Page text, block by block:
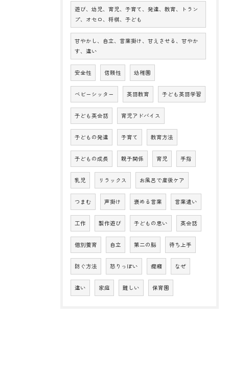
遊び、幼児、育児、子育て、発達、教育、トラン
プ、オセロ、将棋、子ども
甘やかし、自立、言葉掛け、甘えさせる、甘やか
す、違い
安全性 信頼性 幼稚園
ベビーシッター 英語教育 子ども英語学習
子ども英会話 育児アドバイス
子どもの発達 子育て 教育方法
子どもの成長 親子関係 育児 手指
乳児 リラックス お風呂で産後ケア
つまむ 声掛け 褒める言葉 言葉遣い
工作 製作遊び 子どもの思い 英会話
個別養育 自立 第二の脳 待ち上手
防ぐ方法 怒りっぽい 癇癪 なぜ
違い 家庭 難しい 保育園